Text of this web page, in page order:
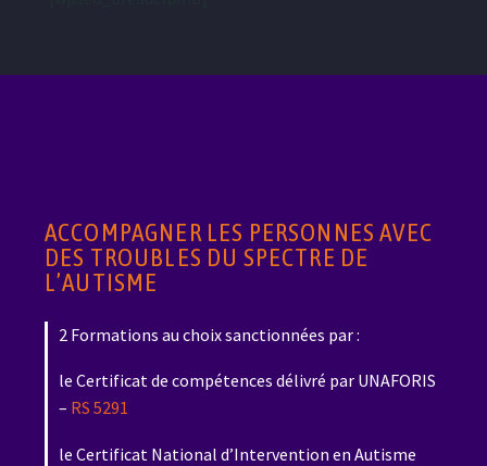
ACCOMPAGNER LES PERSONNES AVEC
DES TROUBLES DU SPECTRE DE
L’AUTISME
2 Formations au choix sanctionnées par :
le Certificat de compétences délivré par UNAFORIS
– RS 5291
le Certificat National d’Intervention en Autisme